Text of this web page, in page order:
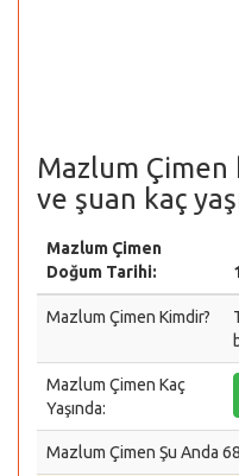
Mazlum
ve şuan kaç
Mazlum Çimen
Doğum Tarihi:
Mazlum Çimen Kimdir?
Mazlum Çimen Kaç
Yaşında:
Mazlum Çimen Şu Anda